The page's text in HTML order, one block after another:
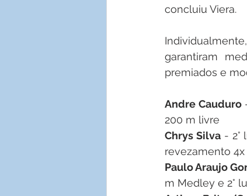
concluiu Viera.
garantiram
premiados e
Andre Cauduro
200 m livre
Chrys Silva - 2°
revezamento
Paulo Araujo
m Medley e 2°